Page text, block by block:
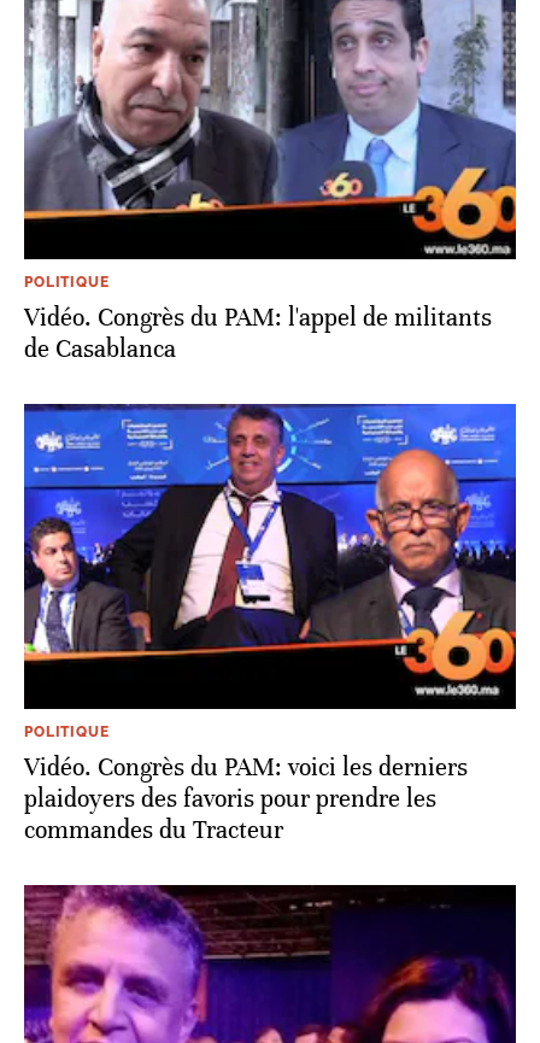
POLITIQUE
Vidéo. Congrès du PAM: l'appel de militants
de Casablanca
POLITIQUE
Vidéo. Congrès du PAM: voici les derniers
plaidoyers des favoris pour prendre les
commandes du Tracteur